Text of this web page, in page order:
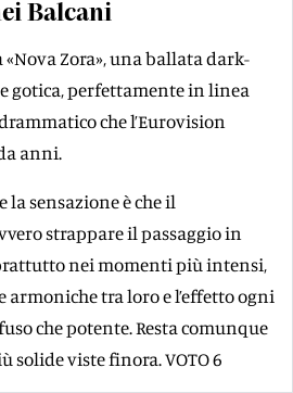
Balcani
Zora», una ballata dark-
gotica, perfettamente in linea
che l’Eurovision
anni.
la sensazione è che il
strappare il passaggio in
nei momenti più intensi,
armoniche tra loro e l’effetto ogni
che potente. Resta comunque
solide viste finora. VOTO 6